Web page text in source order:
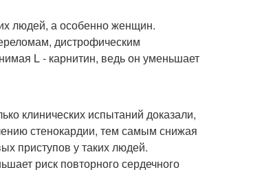
людей, а особенно женщин.
дистрофическим
L - карнитин, ведь он уменьшает
клинических испытаний доказали,
стенокардии, тем самым снижая
приступов у таких людей.
риск повторного сердечного